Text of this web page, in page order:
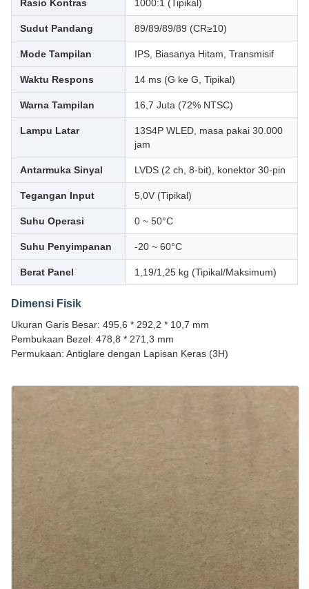
Rasio Kontras 1000:1 (Tipikal)
Sudut Pandang 89/89/89/89 (CR≥10)
Mode Tampilan IPS, Biasanya Hitam, Transmisif
Waktu Respons 14 ms (G ke G, Tipikal)
Warna Tampilan 16,7 Juta (72% NTSC)
Lampu Latar
13S4P WLED, masa pakai 30.000
jam
Antarmuka Sinyal LVDS (2 ch, 8-bit), konektor 30-pin
Tegangan Input 5,0V (Tipikal)
Suhu Operasi 0 ~ 50°C
Suhu Penyimpanan -20 ~ 60°C
Berat Panel 1,19/1,25 kg (Tipikal/Maksimum)
Dimensi Fisik
Ukuran Garis Besar: 495,6 * 292,2 * 10,7 mm
Pembukaan Bezel: 478,8 * 271,3 mm
Permukaan: Antiglare dengan Lapisan Keras (3H)